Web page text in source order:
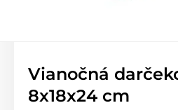
Vianočná
8x18x24 cm